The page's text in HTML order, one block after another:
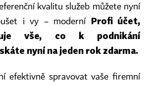
kvalitu služeb můžete nyní
i vy – moderní Profi účet,
vše, co k podnikání
nyní na jeden rok zdarma.
efektivně spravovat vaše firemní